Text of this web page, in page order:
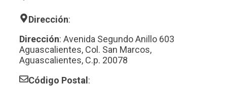
Dirección:
Dirección: Avenida Segundo Anillo 603
Aguascalientes, Col. San Marcos,
Aguascalientes, C.p. 20078
Código Postal :